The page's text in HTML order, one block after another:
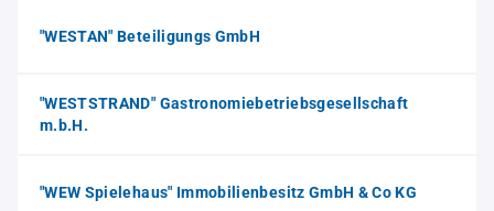
"WESTAN" Beteiligungs GmbH
"WESTSTRAND" Gastronomiebetriebsgesellschaft
m.b.H.
"WEW Spielehaus" Immobilienbesitz GmbH & Co KG